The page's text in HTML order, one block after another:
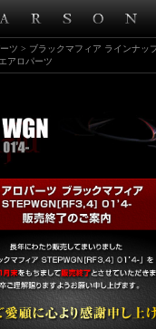
ツ > ブラックマフィア ラインナッ
アロパーツ